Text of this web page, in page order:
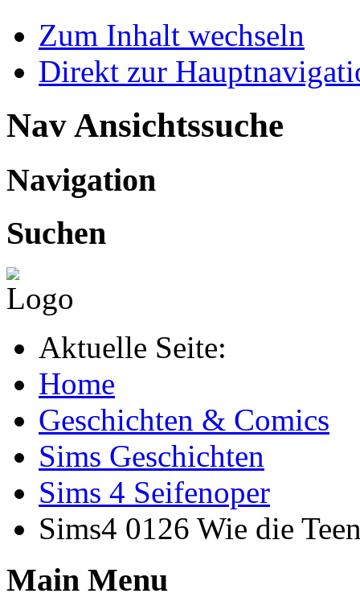
Zum Inhalt wechseln
Direkt zur
Nav Ansichtssuche
Navigation
Suchen
Aktuelle Seite:
Home
Geschichten & Comics
Sims Geschichten
Sims 4 Seifenoper
Sims4 0126 Wie die
Main Menu